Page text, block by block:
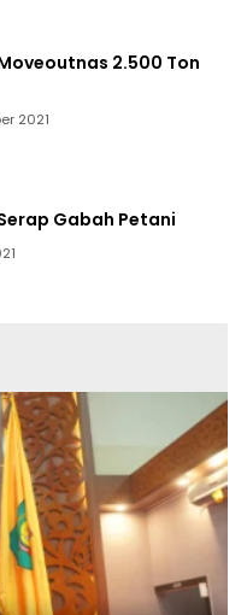
2.500 Ton
2021
Gabah Petani